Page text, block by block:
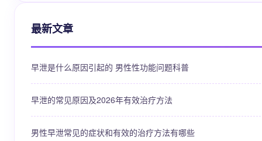
最新文章
早泄是什么原因引起的 男性性功能问题科普
早泄的常见原因及2026年有效治疗方法
男性早泄常见的症状和有效的治疗方法有哪些